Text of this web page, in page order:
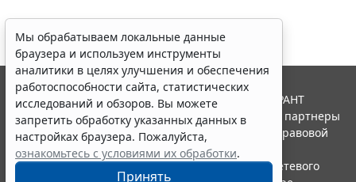
Мы обрабатываем локальные данные
браузера и используем инструменты
аналитики в целях улучшения и обеспечения
работоспособности сайта, статистических
исследований и обзоров. Вы можете
запретить обработку указанных данных в
настройках браузера. Пожалуйста,
ознакомьтесь с условиями их обработки.
Принять
© ООО "НПП "ГАРАНТ-СЕРВИС", 2026. Система ГАРАНТ
выпускается с 1990 года. Компания "Гарант" и ее партнеры
являются участниками Российской ассоциации правовой
информации ГАРАНТ.
Портал ГАРАНТ.РУ зарегистрирован в качестве сетевого